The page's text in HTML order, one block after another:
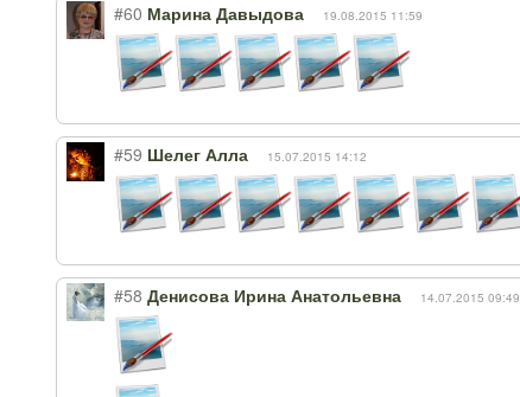
#60 Марина Давыдова 19.08.2015 11:59
#59 Шелег Алла 15.07.2015 14:12
#58 Денисова Ирина Анатольевна 14.07.2015 09:49